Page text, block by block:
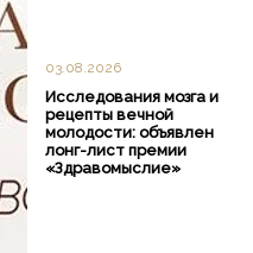
03.08.2026
Исследования мозга и
рецепты вечной
молодости: объявлен
лонг-лист премии
«Здравомыслие»